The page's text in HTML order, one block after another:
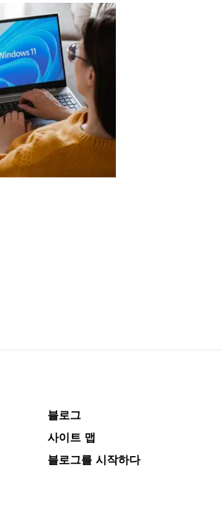
블로그
사이트 맵
블로그를 시작하다